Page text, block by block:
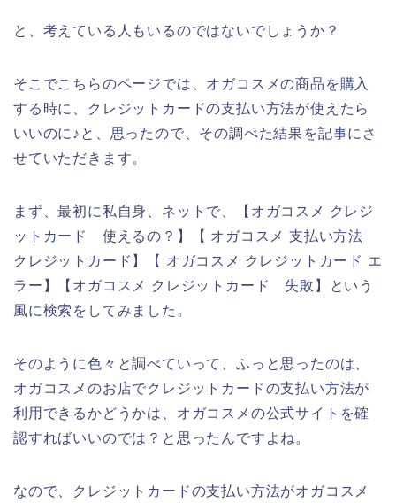
と、考えている人もいるのではないでしょうか？
そこでこちらのページでは、オガコスメの商品を購入
する時に、クレジットカードの支払い方法が使えたら
いいのに♪と、思ったので、その調べた結果を記事にさ
せていただきます。
まず、最初に私自身、ネットで、【オガコスメ クレジ
ットカード 使えるの？】【 オガコスメ 支払い方法
クレジットカード】【 オガコスメ クレジットカード エ
ラー】【オガコスメ クレジットカード 失敗】という
風に検索をしてみました。
そのように色々と調べていって、ふっと思ったのは、
オガコスメのお店でクレジットカードの支払い方法が
利用できるかどうかは、オガコスメの公式サイトを確
認すればいいのでは？と思ったんですよね。
なので、クレジットカードの支払い方法がオガコスメ